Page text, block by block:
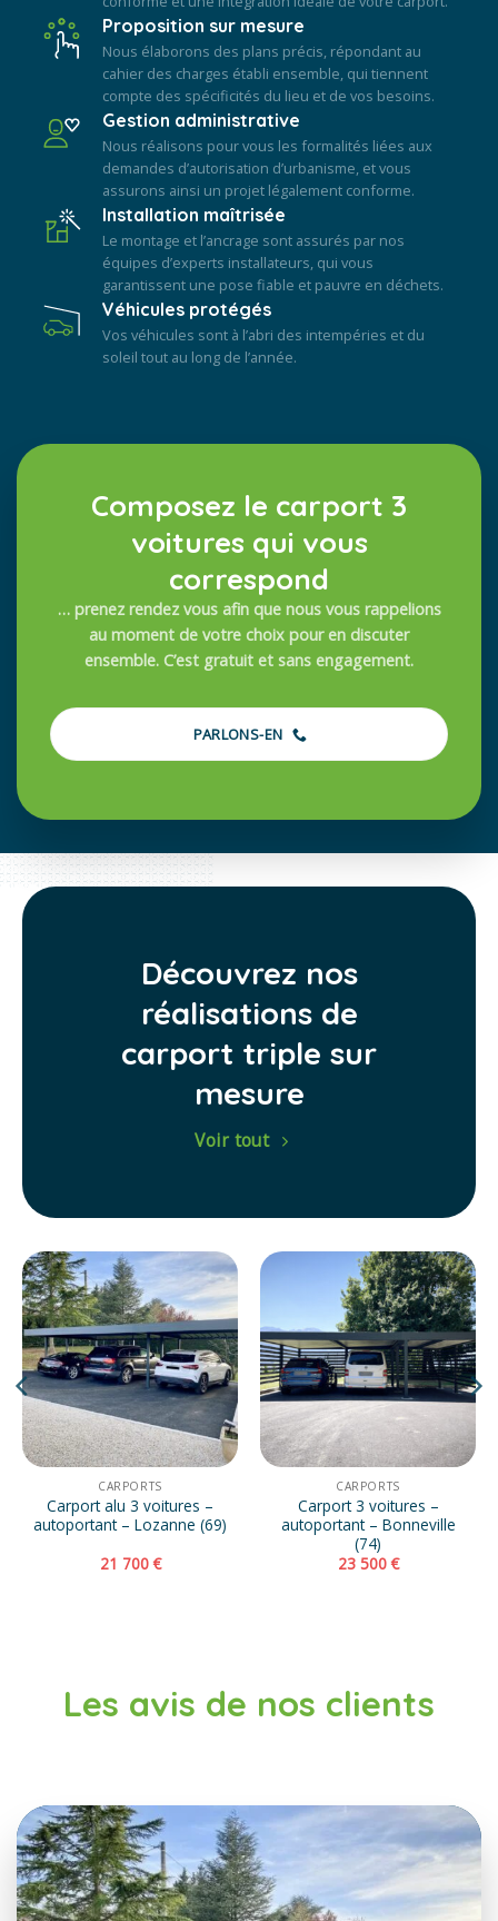
Proposition sur mesure
Nous élaborons des plans précis, répondant au
cahier des charges établi ensemble, qui tiennent
compte des spécificités du lieu et de vos besoins.
Gestion administrative
Nous réalisons pour vous les formalités liées aux
demandes d’autorisation d’urbanisme, et vous
assurons ainsi un projet légalement conforme.
Installation maîtrisée
Le montage et l’ancrage sont assurés par nos
équipes d’experts installateurs, qui vous
garantissent une pose fiable et pauvre en déchets.
Véhicules protégés
Vos véhicules sont à l’abri des intempéries et du
soleil tout au long de l’année.
Composez le carport 3
voitures qui vous
correspond
… prenez rendez vous afin que nous vous rappelions
au moment de votre choix pour en discuter
ensemble. C’est gratuit et sans engagement.
PARLONS-EN
Découvrez nos
réalisations de
carport triple sur
mesure
Voir tout
CARPORTS
Carport alu 3 voitures –
autoportant – Lozanne (69)
21 700€
CARPORTS
Carport 3 voitures –
autoportant – Bonneville
(74)
23 500€
Les avis de nos clients